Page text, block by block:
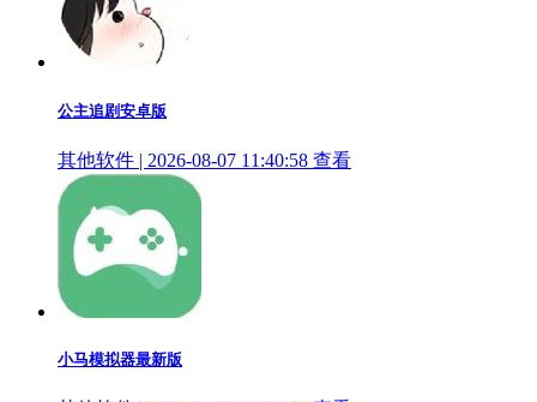
公主追剧安卓版
其他软件 | 2026-08-07 11:40:58 查看
小马模拟器最新版